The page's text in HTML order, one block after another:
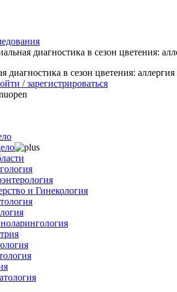
диагностика в сезон цветения:
диагностика в сезон цветения:
/ зарегистрироваться
и Гинекология